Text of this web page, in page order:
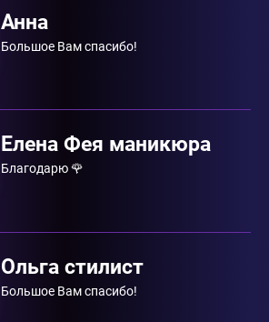
Анна
Большое Вам спасибо!
Елена Фея маникюра
Благодарю 🌹
Ольга стилист
Большое Вам спасибо!